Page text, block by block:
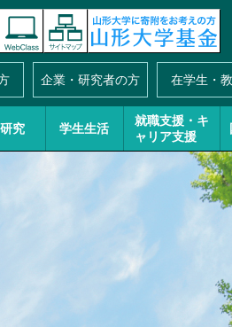
企業・研究者の方 在学生・
研究 学生生活
就職支援・ キ
ャリア支援